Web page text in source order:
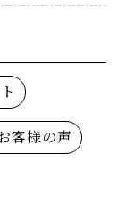
客様の声